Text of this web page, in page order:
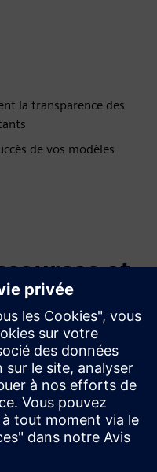
la transparence des
de vos modèles
et
post-Covid